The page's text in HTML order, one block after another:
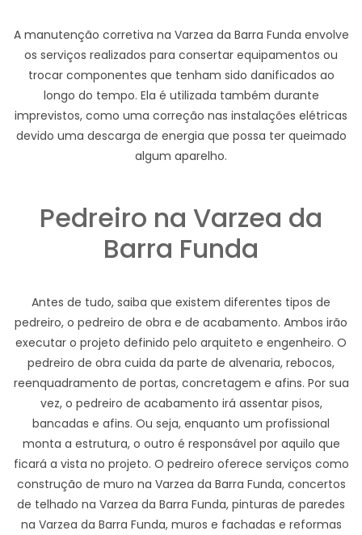
A manutenção corretiva na Varzea da Barra Funda envolve
os serviços realizados para consertar equipamentos ou
trocar componentes que tenham sido danificados ao
longo do tempo. Ela é utilizada também durante
imprevistos, como uma correção nas instalações elétricas
devido uma descarga de energia que possa ter queimado
algum aparelho.
Pedreiro na Varzea da
Barra Funda
Antes de tudo, saiba que existem diferentes tipos de
pedreiro, o pedreiro de obra e de acabamento. Ambos irão
executar o projeto definido pelo arquiteto e engenheiro. O
pedreiro de obra cuida da parte de alvenaria, rebocos,
reenquadramento de portas, concretagem e afins. Por sua
vez, o pedreiro de acabamento irá assentar pisos,
bancadas e afins. Ou seja, enquanto um profissional
monta a estrutura, o outro é responsável por aquilo que
ficará a vista no projeto. O pedreiro oferece serviços como
construção de muro na Varzea da Barra Funda, concertos
de telhado na Varzea da Barra Funda, pinturas de paredes
na Varzea da Barra Funda, muros e fachadas e reformas